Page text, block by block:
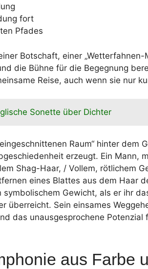
fort
Pfades
Botschaft, einer „Wetterfahnen-
die Bühne für die Begegnung
Reise, auch wenn sie nur
Sonette über Dichter
Raum“ hinter dem
erzeugt. Ein Mann,
Shag-Haar, / Vollem, rötlichem
eines Blattes aus dem Haar
Gewicht, als er ihr
überreicht. Sein einsames
das unausgesprochene Potenzial
aus Farbe